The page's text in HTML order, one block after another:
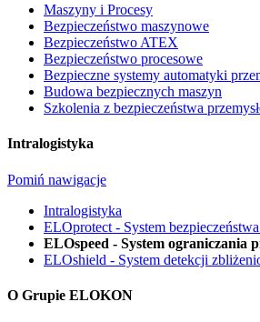
Maszyny i Procesy
Bezpieczeństwo maszynowe
Bezpieczeństwo ATEX
Bezpieczeństwo procesowe
Bezpieczne systemy automatyki
Budowa bezpiecznych maszyn
Szkolenia z bezpieczeństwa
Intralogistyka
Pomiń nawigacje
Intralogistyka
ELOprotect - System
ELOspeed - System ograniczania
ELOshield - System detekcji
O Grupie ELOKON